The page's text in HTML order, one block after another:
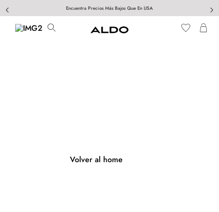
Encuentra Precios Más Bajos Que En USA
Volver al home